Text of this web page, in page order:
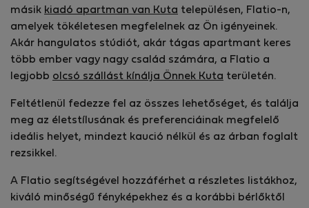
másik kiadó apartman van Kuta településen, Flatio-n,
amelyek tökéletesen megfelelnek az Ön igényeinek.
Akár hangulatos stúdiót, akár tágas apartmant keres
több ember vagy nagy család számára, a Flatio a
legjobb olcsó szállást kínálja Önnek Kuta területén.
Feltétlenül fedezze fel az összes lehetőséget, és találja
meg az életstílusának és preferenciáinak megfelelő
ideális helyet, mindezt kaució nélkül és az árban foglalt
rezsikkel.
A Flatio segítségével hozzáférhet a részletes listákhoz,
kiváló minőségű fényképekhez és a korábbi bérlőktől